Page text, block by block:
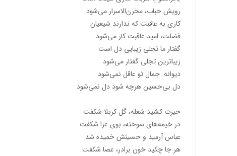
رویش حباب، مخزن‌الاسرار می‌شود
کاری به عاقبت که ندارند شیعیان
فضلت، امید عاقبت کار می‌شود
گفتار ما تجلی زیبایی دل است
زیباترین تجلی گفتار می‌شود
دیوانه جمال تو عاقل نمی‌شود
دل بی‌حسین هرچه شود دل نمی‌شود
حیرت کشید شعله، گل کربلا شکفت
در خیمه‌های سوخته، بوی عزا شکفت
عباس آرمید و حسینش خمیده شد
هر جا چکید خون برادر، عصا شکفت